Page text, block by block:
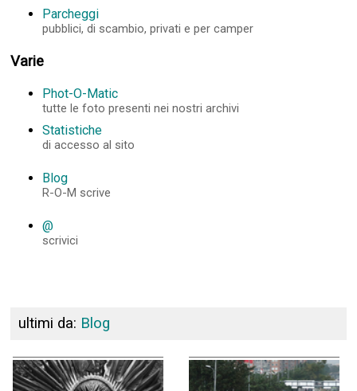
Parcheggi
pubblici, di scambio, privati e per camper
Varie
Phot-O-Matic
tutte le foto presenti nei nostri archivi
Statistiche
di accesso al sito
Blog
R-O-M scrive
@
scrivici
ultimi da: Blog